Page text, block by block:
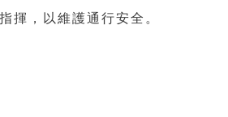
揮，以維護通行安全。